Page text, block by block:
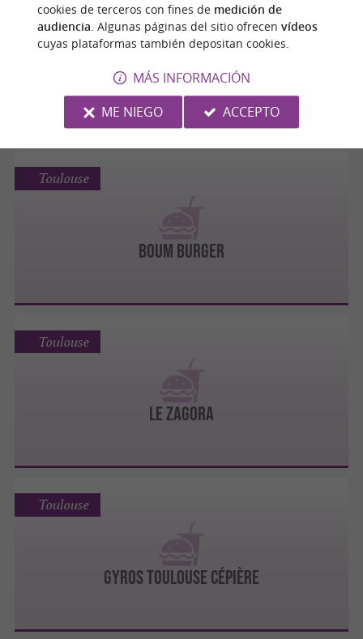
BEST OF HALAL FAST FOOD
Toulouse
BOUM BURGER
Toulouse
LE ZAGORA
Toulouse
GYROS TOULOUSE CÉPIÈRE
Toulouse
cookies de terceros con fines de medición de
audiencia. Algunas páginas del sitio ofrecen vídeos
cuyas plataformas también depositan cookies.
MÁS INFORMACIÓN
ME NIEGO
ACCEPTO